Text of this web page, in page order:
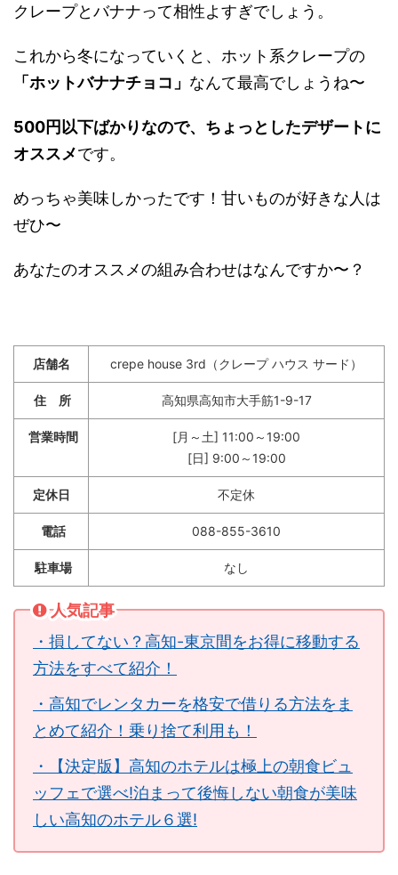
クレープとバナナって相性よすぎでしょう。
これから冬になっていくと、ホット系クレープの
「ホットバナナチョコ」 なんて最高でしょうね〜
500円以下ばかりなので、ちょっとしたデザートに
オススメです。
めっちゃ美味しかったです！甘いものが好きな人は
ぜひ〜
あなたのオススメの組み合わせはなんですか〜？
店舗名 crepe house 3rd（クレープ ハウス サード）
住 所 高知県高知市大手筋1-9-17
営業時間
[月～土] 11:00～19:00
[日] 9:00～19:00
定休日 不定休
電話 088-855-3610
駐車場 なし
人気記事
・損してない？高知-東京間をお得に移動する
方法をすべて紹介！
・高知でレンタカーを格安で借りる方法をま
とめて紹介！乗り捨て利用も！
・【決定版】高知のホテルは極上の朝食ビュ
ッフェで選べ!泊まって後悔しない朝食が美味
しい高知のホテル６選!